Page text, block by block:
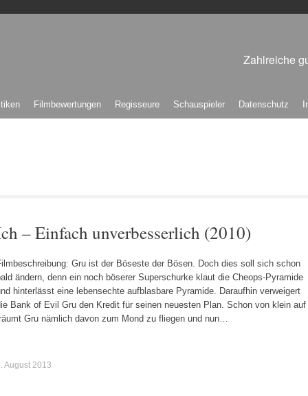
Zahlreiche
Filmbewertungen Regisseure Schauspieler Datenschutz
– Einfach unverbesserlich (2010)
Gru ist der Böseste der Bösen. Doch dies soll sich schon
ändern, denn ein noch böserer Superschurke klaut die Cheops-Pyramide
hinterlässt eine lebensechte aufblasbare Pyramide. Daraufhin verweigert
Bank of Evil Gru den Kredit für seinen neuesten Plan. Schon von klein auf
Gru nämlich davon zum Mond zu fliegen und nun…
August 2013